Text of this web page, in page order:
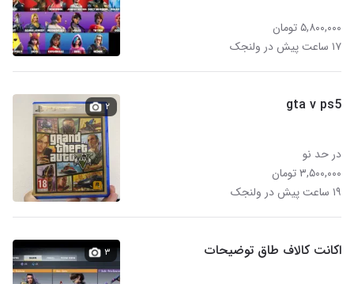
۵,۸۰۰,۰۰۰ تومان
۱۷ ساعت پیش در ولنجک
gta v ps5
در حد نو
۳,۵۰۰,۰۰۰ تومان
۱۹ ساعت پیش در ولنجک
۲
اکانت کالاف طاق توضیحات ۳